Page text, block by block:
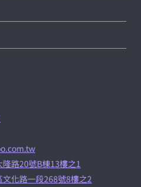
路20號B棟13樓之1
化路一段268號8樓之2